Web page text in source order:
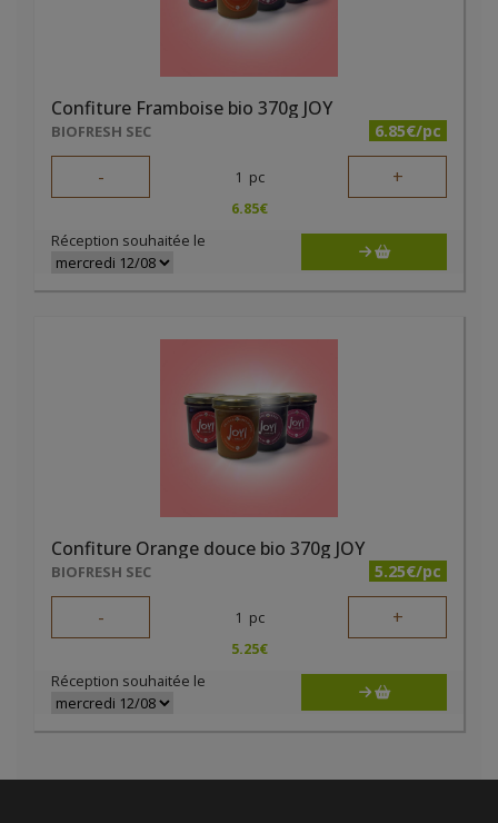
Confiture Framboise bio 370g JOY
BIOFRESH SEC 6.85€/pc
- 1 pc +
6.85€
Réception souhaitée le
Confiture Orange douce bio 370g JOY
BIOFRESH SEC 5.25€/pc
- 1 pc +
5.25€
Réception souhaitée le